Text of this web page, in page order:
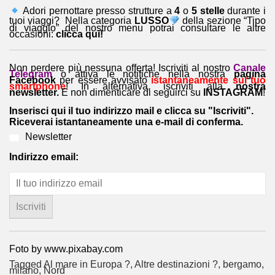
Adori pernottare presso strutture a4 o 5 stelledurante i
tuoi viaggi? Nella categoria LUSSO della sezione “Tipo
di viaggio” del nostro menu potrai consultare le altre
occasioni:clicca qui!
Non perdere più nessuna offerta! Iscriviti al nostro Canale
Telegramo attiva le notifiche nella nostrapagina
Facebook per essere avvisatoistantaneamente sul tuo
smartphone! In alternativa, iscriviti allanostra
newsletter.E non dimenticare di seguirci su INSTAGRAM!
Inserisci qui il tuo indirizzo mail e clicca su "Iscriviti".
Riceverai istantaneamente una e-mail di conferma.
Newsletter
Indirizzo email:
Foto by www.pixabay.com
Tagged Al mare in Europa ?️, Altre destinazioni ?, bergamo,
milano, Nord